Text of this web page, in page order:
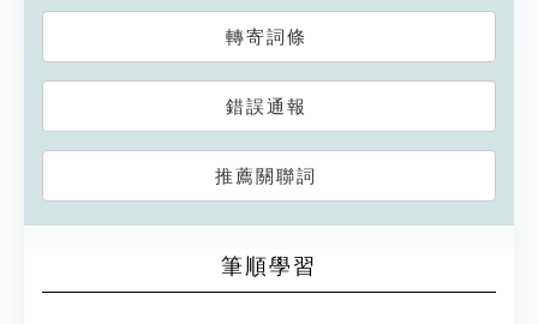
轉寄詞條
錯誤通報
推薦關聯詞
筆順學習